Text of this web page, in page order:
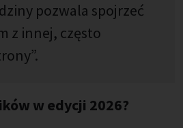
pozwala spojrzeć
z innej, często
w edycji 2026?